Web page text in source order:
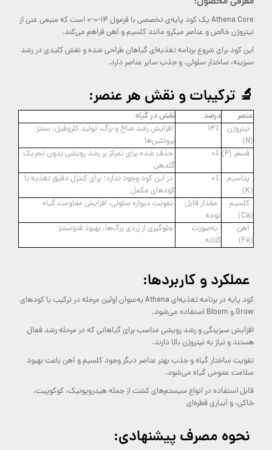
Athena Core یک کود پایه‌ی تخصصی با فرمول 14-0-0 است که منبعی غنی از
نیتروژن خالص و عناصر میکرو مانند کلسیم و آهن فراهم می‌کند.
این کود برای شروع برنامه تغذیه‌ای گیاهان طراحی شده و نقش کلیدی در رشد
سبزینه، ساختار سلولی، و جذب سایر عناصر دارد.
🔬 ترکیبات و نقش هر عنصر:
عنصر درصد نقش در گیاه
نیتروژن
(N)
افزایش رشد شاخ و برگ، تولید کلروفیل، سنتز
پروتئین‌ها
فسفر (P)
حذف شده برای تمرکز بر رشد رویشی بدون تحریک
گلدهی
پتاسیم
(K)
در این کود وجود ندارد؛ برای کنترل دقیق تغذیه با
کودهای مکمل
کلسیم
(Ca)
مقدار قابل
توجه
تقویت دیواره سلولی، افزایش مقاومت گیاه
آهن
(Fe)
به‌صورت
کلاته
جلوگیری از زردی برگ‌ها، بهبود فتوسنتز
عملکرد و کاربردها:
کود پایه در برنامه تغذیه‌ای Athena به‌عنوان اولین مرحله در ترکیب با کودهای
Grow و Bloom استفاده می‌شود.
افزایش سبزینگی و رشد رویشی مناسب برای گیاهانی که در مرحله رشد فعال
هستند و نیاز به نیتروژن بالا دارند.
تقویت ساختار گیاه و جذب بهتر عناصر دیگر وجود کلسیم و آهن باعث بهبود
سلامت عمومی گیاه می‌شود.
قابل استفاده در انواع سیستم‌های کشت از جمله هیدروپونیک، کوکوپیت،
خاکی، و آبیاری قطره‌ای
نحوه مصرف پیشنهادی: